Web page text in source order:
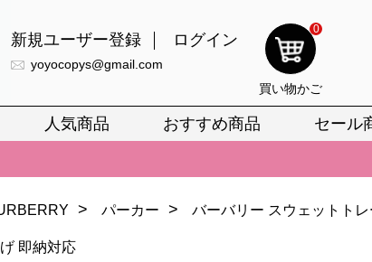
新規ユーザー登録 ログイン
yoyocopys@gmail.com
0
買い物かご
人気商品 おすすめ商品 セール
ピーのみ取扱い。最高品質の再現度を安心してお選びいただけ
中！期間中のご注文でお得な割引をご利用いただけます。
ーコピー バッグ最新モデルが登場。上質な仕上がりをお見逃し
ーのみ取扱い。最高品質の再現度を安心してお選びいただけま
> パーカー > バーバリー スウェットト
即納対応